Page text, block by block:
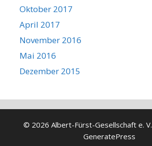
Oktober 2017
April 2017
November 2016
Mai 2016
Dezember 2015
© 2026 Albert-Fürst-Gesellschaft e. V.
GeneratePress